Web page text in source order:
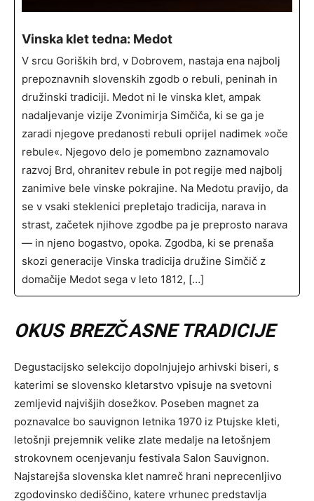
Vinska klet tedna: Medot
V srcu Goriških brd, v Dobrovem, nastaja ena najbolj
prepoznavnih slovenskih zgodb o rebuli, peninah in
družinski tradiciji. Medot ni le vinska klet, ampak
nadaljevanje vizije Zvonimirja Simčiča, ki se ga je
zaradi njegove predanosti rebuli oprijel nadimek »oče
rebule«. Njegovo delo je pomembno zaznamovalo
razvoj Brd, ohranitev rebule in pot regije med najbolj
zanimive bele vinske pokrajine. Na Medotu pravijo, da
se v vsaki steklenici prepletajo tradicija, narava in
strast, začetek njihove zgodbe pa je preprosto narava
— in njeno bogastvo, opoka. Zgodba, ki se prenaša
skozi generacije Vinska tradicija družine Simčič z
domačije Medot sega v leto 1812, […]
OKUS BREZČASNE TRADICIJE
Degustacijsko selekcijo dopolnjujejo arhivski biseri, s
katerimi se slovensko kletarstvo vpisuje na svetovni
zemljevid najvišjih dosežkov. Poseben magnet za
poznavalce bo sauvignon letnika 1970 iz Ptujske kleti,
letošnji prejemnik velike zlate medalje na letošnjem
strokovnem ocenjevanju festivala Salon Sauvignon.
Najstarejša slovenska klet namreč hrani neprecenljivo
zgodovinsko dediščino, katere vrhunec predstavlja